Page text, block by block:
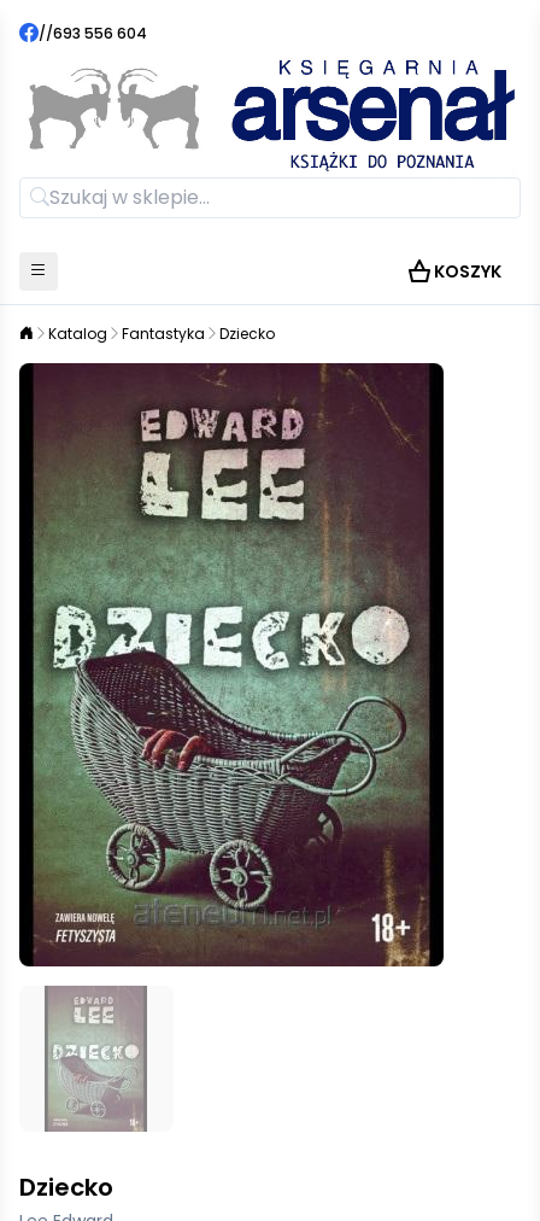
//693 556 604
KOSZYK
Katalog Fantastyka Dziecko
Dziecko